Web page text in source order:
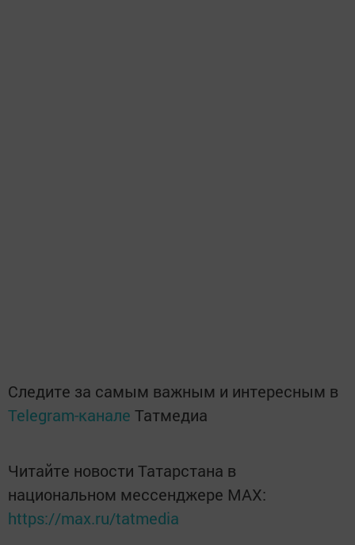
Следите за самым важным и интересным в
Telegram-канале Татмедиа
Читайте новости Татарстана в
национальном мессенджере MАХ:
https://max.ru/tatmedia